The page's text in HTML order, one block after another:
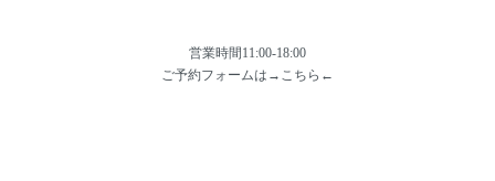
営業時間11:00-18:00
ご予約フォームは→ こちら ←